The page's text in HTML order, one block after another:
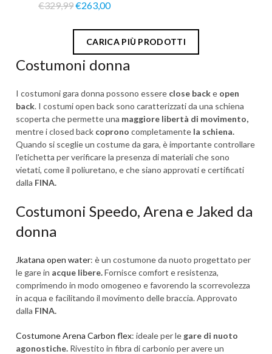
€329,99€263,00
CARICA PIÙ PRODOTTI
Costumoni donna
I costumoni gara donna possono essere close backe open
back. I costumi open back sono caratterizzati da una schiena
scoperta che permette una maggiore libertà di movimento,
mentre i closed back coprono completamente la schiena.
Quando si sceglie un costume da gara, è importante controllare
l'etichetta per verificare la presenza di materiali che sono
vietati, come il poliuretano, e che siano approvati e certificati
dalla FINA.
Costumoni Speedo, Arena e Jaked da
donna
Jkatana open water:è un costumone da nuoto progettato per
le gare in acque libere.Fornisce comfort e resistenza,
comprimendo in modo omogeneo e favorendo la scorrevolezza
in acqua e facilitando il movimento delle braccia. Approvato
dalla FINA.
Costumone Arena Carbon flex: ideale per le gare di nuoto
agonostiche. Rivestito in fibra di carbonio per avere un